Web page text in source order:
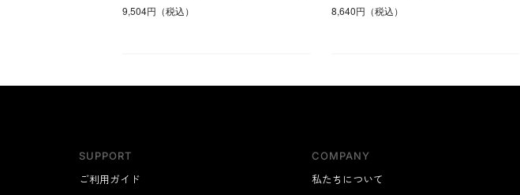
9,504円（税込） 8,640円（税込）
SUPPORT
ご利用ガイド
COMPANY
私たちについて